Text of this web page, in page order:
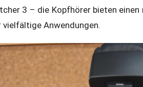
3 – die Kopfhörer bieten einen
vielfältige Anwendungen.